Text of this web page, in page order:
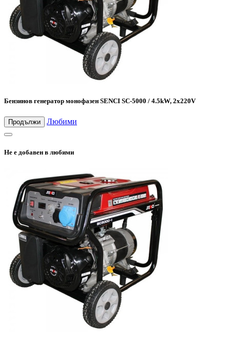
Бензинов генератор монофазен SENCI SC-5000 / 4.5kW, 2x220V
Продължи Любими
Не е добавен в любими